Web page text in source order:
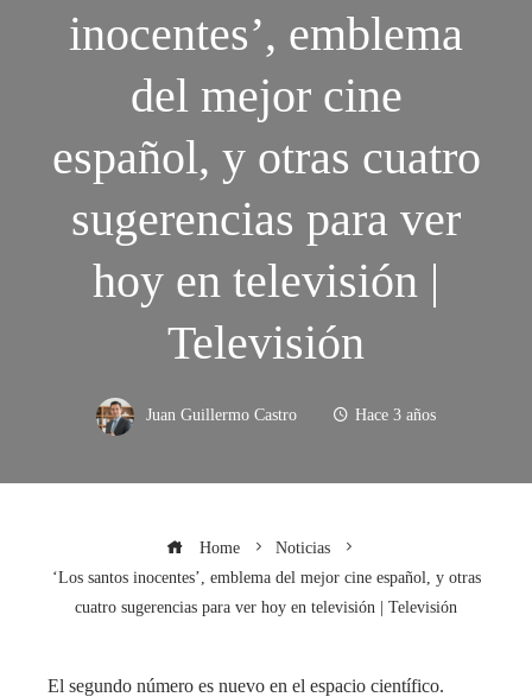
inocentes’, emblema
del mejor cine
español, y otras cuatro
sugerencias para ver
hoy en televisión |
Televisión
Juan Guillermo Castro Hace 3 años
Home
Noticias
‘Los santos inocentes’, emblema del mejor cine español, y otras
cuatro sugerencias para ver hoy en televisión | Televisión
El segundo número es nuevo en el espacio científico.